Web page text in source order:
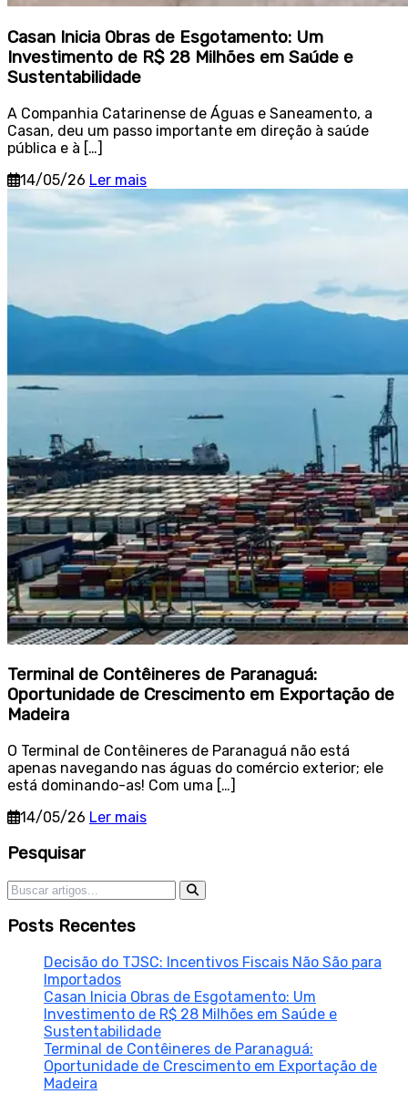
Casan Inicia Obras de Esgotamento: Um
Investimento de R$ 28 Milhões em Saúde e
Sustentabilidade
A Companhia Catarinense de Águas e Saneamento, a
Casan, deu um passo importante em direção à saúde
pública e à […]
14/05/26 Ler mais
Terminal de Contêineres de Paranaguá:
Oportunidade de Crescimento em Exportação de
Madeira
O Terminal de Contêineres de Paranaguá não está
apenas navegando nas águas do comércio exterior; ele
está dominando-as! Com uma […]
14/05/26 Ler mais
Sidebar
Pesquisar
Pesquisar por:
Posts Recentes
Decisão do TJSC: Incentivos Fiscais Não São para
Importados
Casan Inicia Obras de Esgotamento: Um
Investimento de R$ 28 Milhões em Saúde e
Sustentabilidade
Terminal de Contêineres de Paranaguá:
Oportunidade de Crescimento em Exportação de
Madeira